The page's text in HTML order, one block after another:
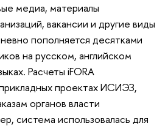
медиа, материалы
вакансии и другие виды
пополняется десятками
на русском, английском
Расчеты iFORA
проектах ИСИЭЗ,
органов власти
система использовалась для